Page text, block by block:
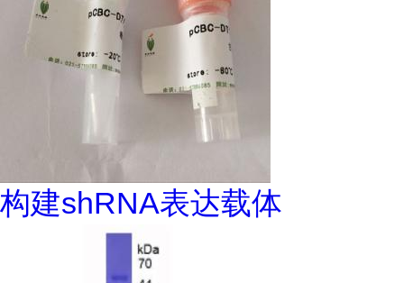
构建shRNA表达载体